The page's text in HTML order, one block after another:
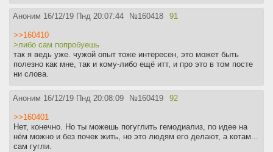
Аноним 16/12/19 Пнд 20:07:44 №160418 91
>>160410
>либо сам попробуешь
так я ведь уже. чужой опыт тоже интересен, это может быть
полезно как мне, так и кому-либо ещё итт, и про это в том посте
ни слова.
Аноним 16/12/19 Пнд 20:08:09 №160419 92
>>160401
Нет, конечно. Но ты можешь погуглить гемодиализ, по идее на
нём можно и без почек жить, но это людям его делают, а котам...
сам гугли.